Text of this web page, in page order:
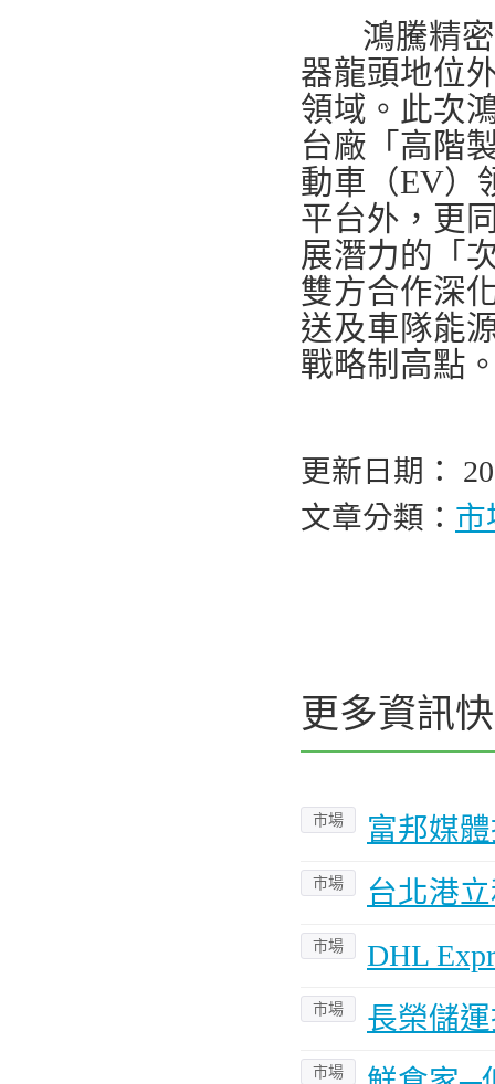
鴻騰精密
器龍頭地位
領域。此次
台廠「高階
動車（EV）
平台外，更
展潛力的「
雙方合作深
送及車隊能
戰略制高點
更新日期：
文章分類： 市
更多資訊
市場 富邦媒
市場 台北港
市場 DHL
市場 長榮儲
市場